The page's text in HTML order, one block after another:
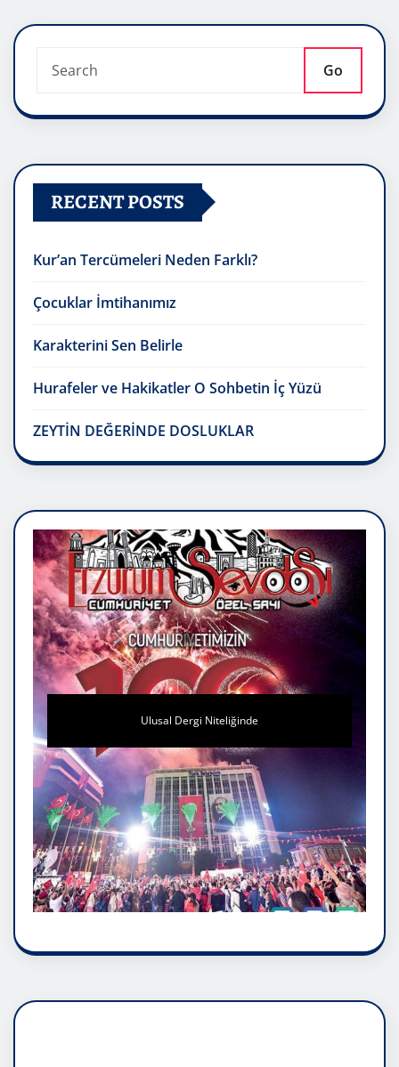
Go
RECENT POSTS
Kur’an Tercümeleri Neden Farklı?
Çocuklar İmtihanımız
Karakterini Sen Belirle
Hurafeler ve Hakikatler O Sohbetin İç Yüzü
ZEYTİN DEĞERİNDE DOSLUKLAR
Ulusal Dergi Niteliğinde